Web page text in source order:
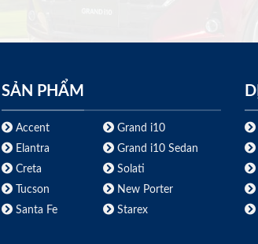
SẢN PHẨM
Accent
Elantra
Creta
Tucson
Santa Fe
Grand i10
Grand i10 Sedan
Solati
New Porter
Starex